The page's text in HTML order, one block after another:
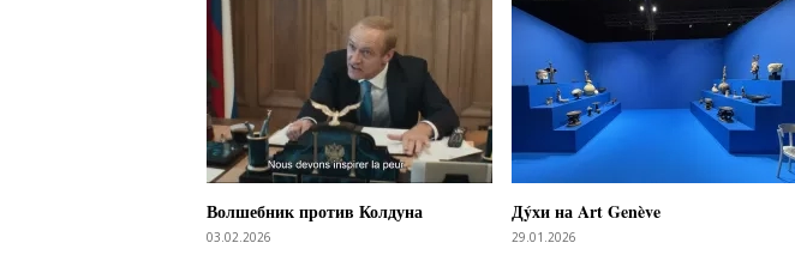
Волшебник против Колдуна
03.02.2026
Дýхи на Art Genève
29.01.2026